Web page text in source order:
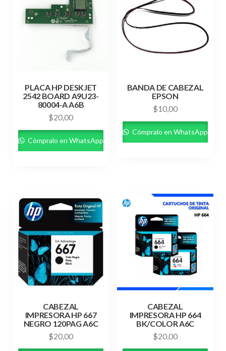
PLACA HP DESKJET
2542 BOARD A9U23-
80004-A A6B
$20,00
Cómpralo en WhatsApp
BANDA DE CABEZAL
EPSON
$10,00
Cómpralo en WhatsApp
CABEZAL
IMPRESORA HP 667
NEGRO 120PAG A6C
$20,00
CABEZAL
IMPRESORA HP 664
BK/COLOR A6C
$20,00